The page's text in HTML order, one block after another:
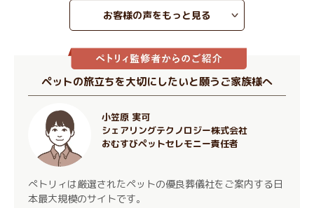
お客様の声をもっと見る
ペットの旅立ちを大切にしたいと願うご家族様へ
小笠原 実可
シェアリングテクノロジー株式会社
おむすびペットセレモニー責任者
ぺトリィは厳選されたペットの優良葬儀社をご案内する日
本最大規模のサイトです。